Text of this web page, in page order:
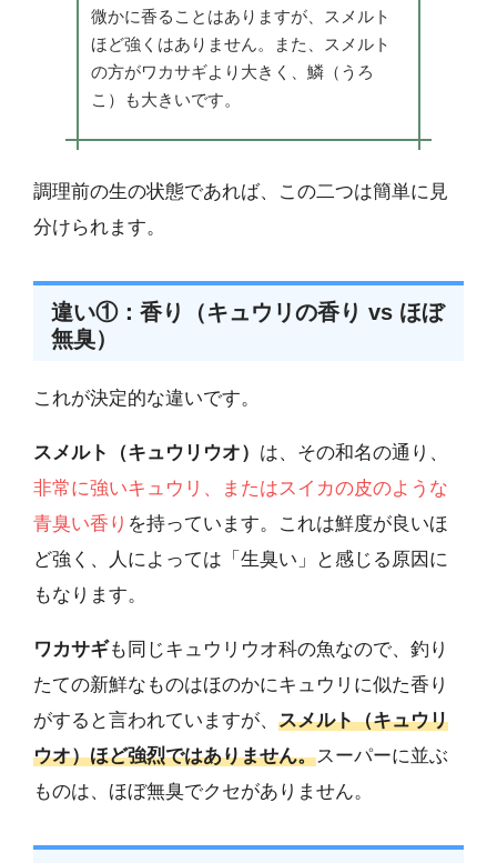
微かに香ることはありますが、スメルト
ほど強くはありません。また、スメルト
の方がワカサギより大きく、鱗（うろ
こ）も大きいです。
調理前の生の状態であれば、この二つは簡単に見
分けられます。
違い①：香り（キュウリの香り vs ほぼ
無臭）
これが決定的な違いです。
スメルト（キュウリウオ） は、その和名の通り、
非常に強いキュウリ、またはスイカの皮のような
青臭い香り を持っています。これは鮮度が良いほ
ど強く、人によっては「生臭い」と感じる原因に
もなります。
ワカサギも同じキュウリウオ科の魚なので、釣り
たての新鮮なものはほのかにキュウリに似た香り
がすると言われていますが、 スメルト（キュウリ
ウオ）ほど強烈ではありません。スーパーに並ぶ
ものは、ほぼ無臭でクセがありません。